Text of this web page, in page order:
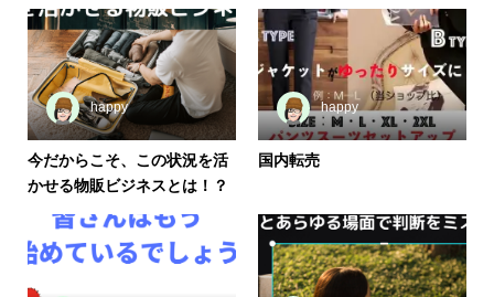
happy
今だからこそ、この状況を活
かせる物販ビジネスとは！？
happy
国内転売